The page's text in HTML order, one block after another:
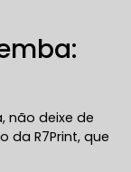
não deixe de
R7Print, que